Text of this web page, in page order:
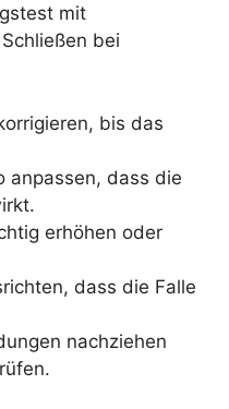
mit
bei
bis das
anpassen, dass die
erhöhen oder
dass die Falle
nachziehen